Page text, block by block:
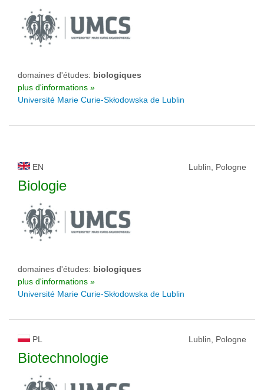
domaines d'études: biologiques
plus d'informations »
Université Marie Curie-Skłodowska de Lublin
EN Lublin, Pologne
Biologie
domaines d'études: biologiques
plus d'informations »
Université Marie Curie-Skłodowska de Lublin
PL Lublin, Pologne
Biotechnologie